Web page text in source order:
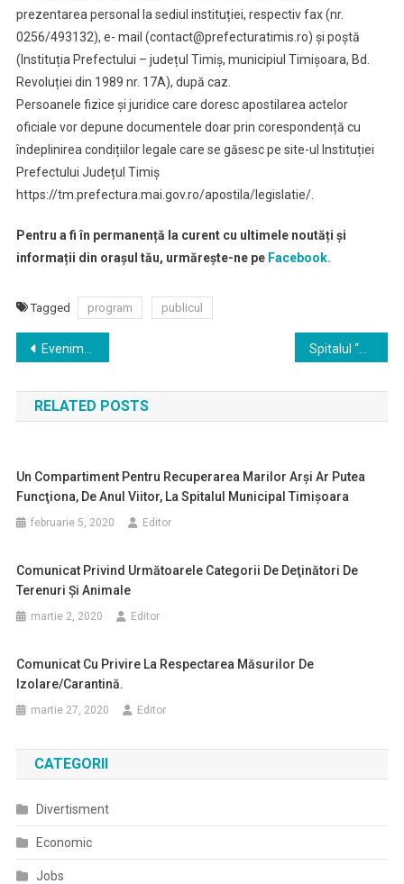
prezentarea personal la sediul instituției, respectiv fax (nr.
0256/493132), e- mail (contact@prefecturatimis.ro) și poștă
(Instituția Prefectului – județul Timiș, municipiul Timișoara, Bd.
Revoluției din 1989 nr. 17A), după caz.
Persoanele fizice și juridice care doresc apostilarea actelor
oficiale vor depune documentele doar prin corespondență cu
îndeplinirea condițiilor legale care se găsesc pe site-ul Instituției
Prefectului Județul Timiș
https://tm.prefectura.mai.gov.ro/apostila/legislatie/.
Pentru a fi în permanență la curent cu ultimele noutăți și
informații din orașul tău, urmărește-ne peFacebook.
Tagged program publicul
Navigare
în
articole
Evenimente culturale organziate cu anumite restricții
RELATED POSTS
Un Compartiment Pentru Recuperarea Marilor Arşi Ar Putea
Funcţiona, De Anul Viitor, La Spitalul Municipal Timişoara
februarie 5, 2020 Editor
Comunicat Privind Următoarele Categorii De Deţinători De
Terenuri Şi Animale
martie 2, 2020 Editor
Comunicat Cu Privire La Respectarea Măsurilor De
Izolare/carantină.
martie 27, 2020 Editor
CATEGORII
Divertisment
Economic
Jobs